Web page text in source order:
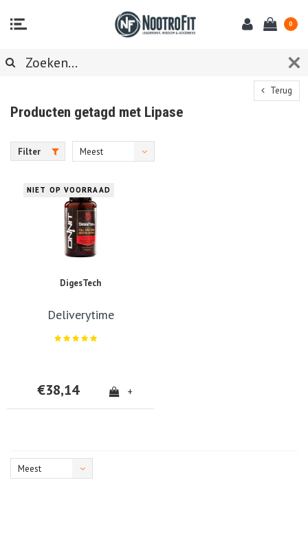
0
Terug
Producten getagd met Lipase
Filter
Meest
NIET OP VOORRAAD
DigesTech
Deliverytime
€38,14 +
Meest